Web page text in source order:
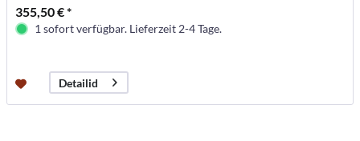
355,50 € *
1 sofort verfügbar. Lieferzeit 2-4 Tage.
Detailid